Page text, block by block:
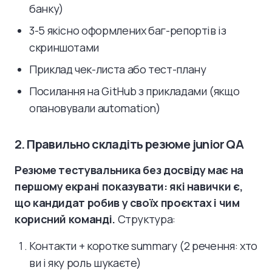
банку)
3-5 якісно оформлених баг-репортів із
скриншотами
Приклад чек-листа або тест-плану
Посилання на GitHub з прикладами (якщо
опановували automation)
2. Правильно складіть резюме junior QA
Резюме тестувальника без досвіду має на
першому екрані показувати: які навички є,
що кандидат робив у своїх проєктах і чим
корисний команді. Структура:
Контакти + коротке summary (2 речення: хто
ви і яку роль шукаєте)